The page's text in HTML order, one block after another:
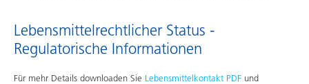
Lebensmittelrechtlicher Status -
Regulatorische Informationen
Für mehr Details downloaden Sie Lebensmittelkontakt PDF und